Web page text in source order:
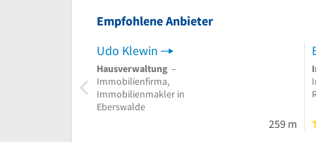
Empfohlene Anbieter
Udo Klewin
Hausverwaltung –
Immobilienfirma,
Immobilienmakler in
Eberswalde
259 m